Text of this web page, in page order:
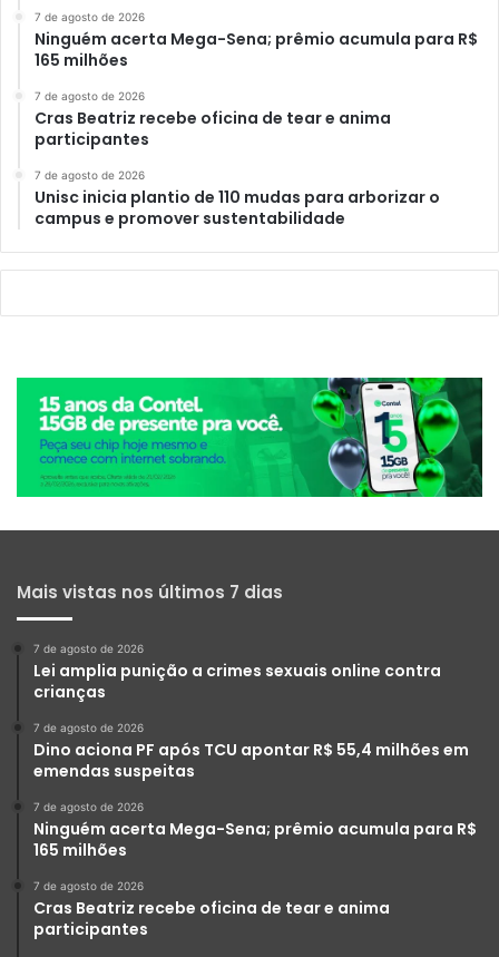
7 de agosto de 2026
Ninguém acerta Mega-Sena; prêmio acumula para R$
165 milhões
7 de agosto de 2026
Cras Beatriz recebe oficina de tear e anima
participantes
7 de agosto de 2026
Unisc inicia plantio de 110 mudas para arborizar o
campus e promover sustentabilidade
Mais vistas nos últimos 7 dias
7 de agosto de 2026
Lei amplia punição a crimes sexuais online contra
crianças
7 de agosto de 2026
Dino aciona PF após TCU apontar R$ 55,4 milhões em
emendas suspeitas
7 de agosto de 2026
Ninguém acerta Mega-Sena; prêmio acumula para R$
165 milhões
7 de agosto de 2026
Cras Beatriz recebe oficina de tear e anima
participantes